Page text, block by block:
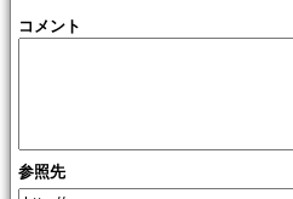
コメント
参照先